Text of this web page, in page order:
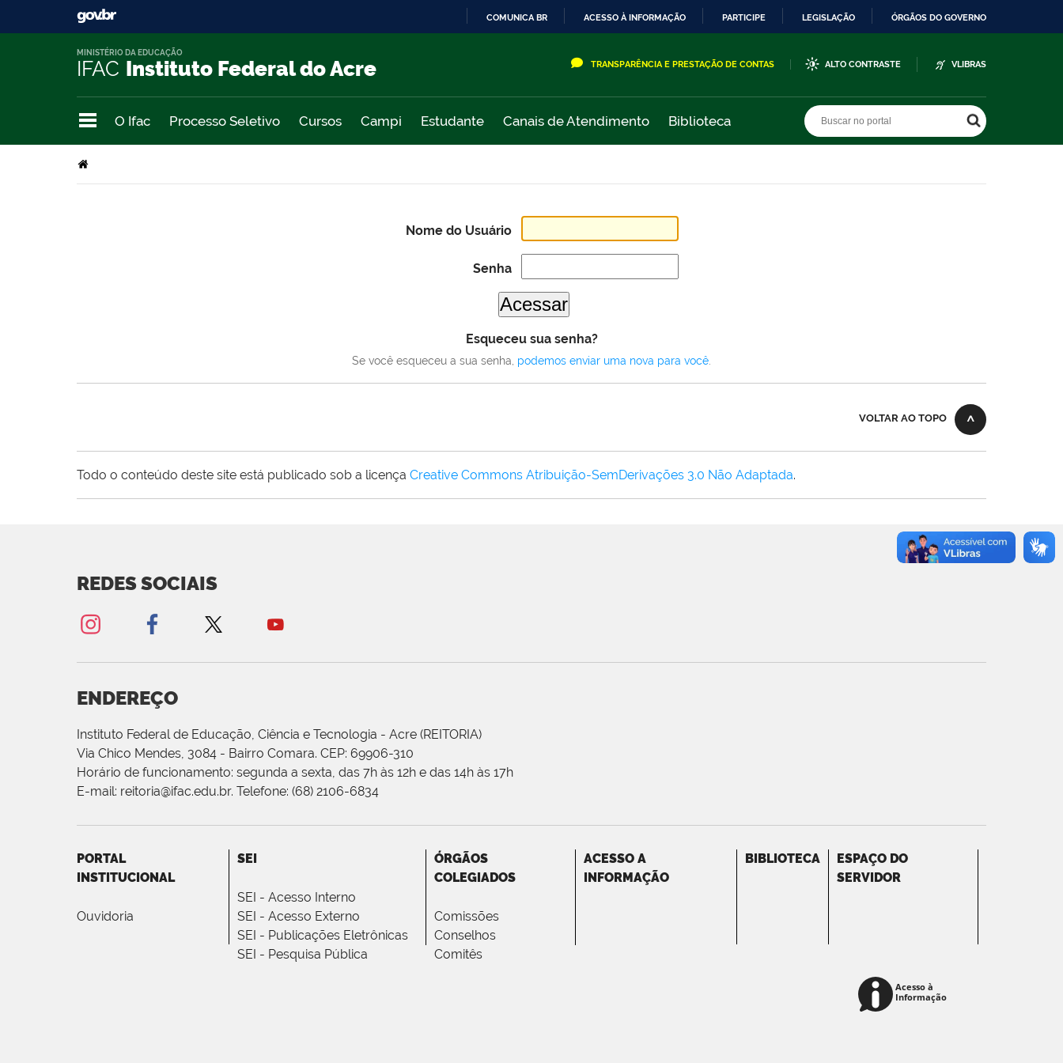
COMUNICA BR ACESSO À INFORMAÇÃO PARTICIPE LEGISLAÇÃO ÓRGÃOS DO GOVERNO
IFAC Instituto Federal do Acre
MINISTÉRIO DA EDUCAÇÃO
TRANSPARÊNCIA E PRESTAÇÃO DE CONTAS ALTO CONTRASTE VLIBRAS
O Ifac Processo Seletivo Cursos Campi Estudante Canais de Atendimento Biblioteca
Nome do Usuário
Senha
Esqueceu sua senha?
Se você esqueceu a sua senha, podemos enviar uma nova para você
VOLTAR AO TOPO
Todo o conteúdo deste site está publicado sob a licença Creative Commons Atribuição-SemDerivações 3.0 Não Adaptada.
REDES SOCIAIS
ENDEREÇO
Instituto Federal de Educação, Ciência e Tecnologia - Acre (REITORIA)
Via Chico Mendes, 3084 - Bairro Comara. CEP: 69906-310
Horário de funcionamento: segunda a sexta, das 7h às 12h e das 14h às 17h
E-mail: reitoria@ifac.edu.br. Telefone: (68) 2106-6834
PORTAL
INSTITUCIONAL
Ouvidoria
SEI
SEI - Acesso Interno
SEI - Acesso Externo
SEI - Publicações Eletrônicas
SEI - Pesquisa Pública
ÓRGÃOS
COLEGIADOS
Comissões
Conselhos
Comitês
ACESSO A
INFORMAÇÃO
BIBLIOTECA
ESPAÇO DO
SERVIDOR